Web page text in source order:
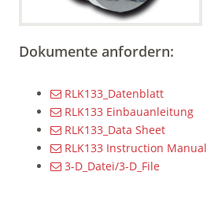
Dokumente anfordern:
RLK133_Datenblatt
RLK133 Einbauanleitung
RLK133_Data Sheet
RLK133 Instruction Manual
3-D_Datei/3-D_File